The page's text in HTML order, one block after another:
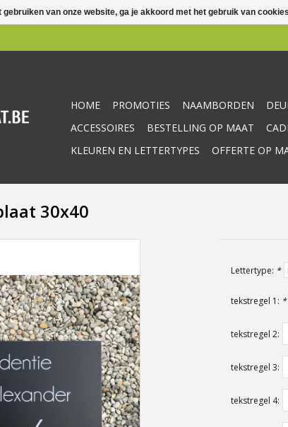
HOME PROMOTIES NAAMBORDEN
ACCESSOIRES
BESTELLING OP MAAT
KLEUREN EN LETTERTYPES
OFFERTE OP
30x40
Lettertype: *
tekstregel 1: *
tekstregel 2:
tekstregel 3:
tekstregel 4:
gebruiken van onze website, ga je akkoord met het gebruik van